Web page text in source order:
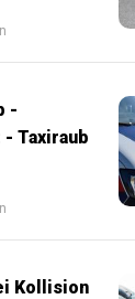
-
Taxiraub
Kollision